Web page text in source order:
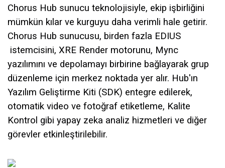
Chorus Hub sunucu teknolojisiyle, ekip işbirliğini
mümkün kılar ve kurguyu daha verimli hale getirir.
Chorus Hub sunucusu, birden fazla EDIUS
istemcisini, XRE Render motorunu, Mync
yazılımını ve depolamayı birbirine bağlayarak grup
düzenleme için merkez noktada yer alır. Hub'ın
Yazılım Geliştirme Kiti (SDK) entegre edilerek,
otomatik video ve fotoğraf etiketleme, Kalite
Kontrol gibi yapay zeka analiz hizmetleri ve diğer
görevler etkinleştirilebilir.